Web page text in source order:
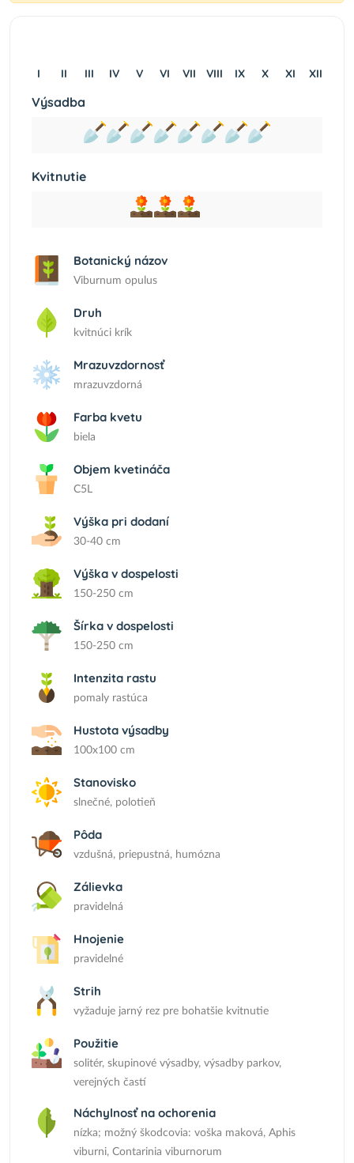
I II III IV V VI VII VIII IX X XI XII
Výsadba
Kvitnutie
Botanický názov
Viburnum opulus
Druh
kvitnúci krík
Mrazuvzdornosť
mrazuvzdorná
Farba kvetu
biela
Objem kvetináča
C5L
Výška pri dodaní
30-40 cm
Výška v dospelosti
150-250 cm
Šírka v dospelosti
150-250 cm
Intenzita rastu
pomaly rastúca
Hustota výsadby
100x100 cm
Stanovisko
slnečné, polotieň
Pôda
vzdušná, priepustná, humózna
Zálievka
pravidelná
Hnojenie
pravidelné
Strih
vyžaduje jarný rez pre bohatšie kvitnutie
Použitie
solitér, skupinové výsadby, výsadby parkov,
verejných častí
Náchylnosť na ochorenia
nízka; možný škodcovia: voška maková, Aphis
viburni, Contarinia viburnorum